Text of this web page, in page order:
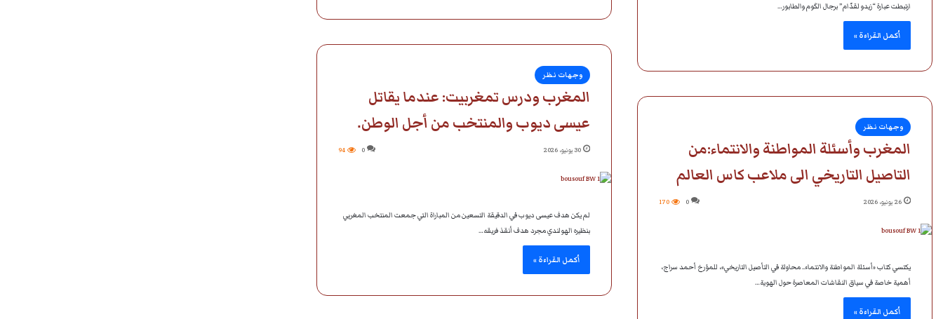
ارتبطت عبارة “زيدو لقدّام” برجال الكَوم والطابور…
أكمل القراءة »
وجهات نظر
المغرب ودرس تمغربيت: عندما يقاتل
عيسى ديوب والمنتخب من أجل الوطن.
30 يونيو، 2026 0
94
لم يكن هدف عيسى ديوب في الدقيقة التسعين من المباراة التي جمعت المنتخب المغربي
بنظيره الهولندي مجرد هدف أنقذ فريقه…
أكمل القراءة »
وجهات نظر
المغرب وأسئلة المواطنة والانتماء:من
التاصيل التاريخي الى ملاعب كاس العالم
26 يونيو، 2026 0
170
يكتسي كتاب «أسئلة المواطنة والانتماء.. محاولة في التأصيل التاريخي»، للمؤرخ أحمد سراج،
أهمية خاصة في سياق النقاشات المعاصرة حول الهوية…
أكمل القراءة »